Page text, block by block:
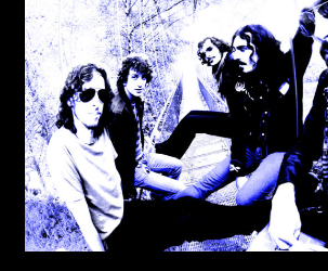
Agenda
Foro
Contacto
Acerca de